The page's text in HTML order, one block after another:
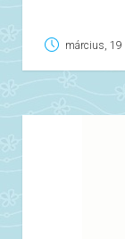
egy
Miskolci
hangulatos
perdítették a
Egy közös
Az
tagjai
versennyel
Valentina
március, 19